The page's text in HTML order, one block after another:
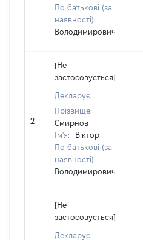
По батькові (за
наявності):
Володимирович
2
[Не
застосовується]
Декларує:
Прізвище:
Смирнов
Ім'я:
Віктор
По батькові (за
наявності):
Володимирович
[Не
застосовується]
Декларує: